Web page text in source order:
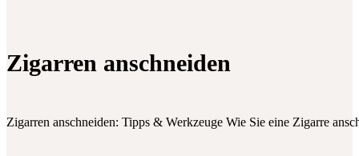
Zigarren anschneiden
Zigarren anschneiden: Tipps & Werkzeuge Wie Sie eine Zigarre